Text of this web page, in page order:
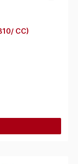
CC)